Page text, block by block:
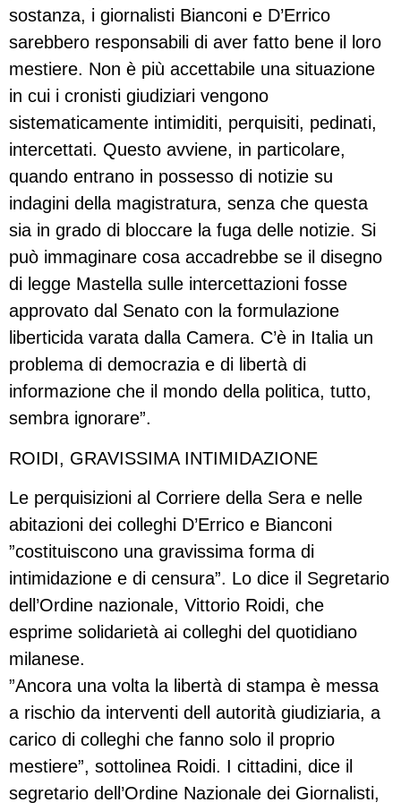
sostanza, i giornalisti Bianconi e D’Errico
sarebbero responsabili di aver fatto bene il loro
mestiere. Non è più accettabile una situazione
in cui i cronisti giudiziari vengono
sistematicamente intimiditi, perquisiti, pedinati,
intercettati. Questo avviene, in particolare,
quando entrano in possesso di notizie su
indagini della magistratura, senza che questa
sia in grado di bloccare la fuga delle notizie. Si
può immaginare cosa accadrebbe se il disegno
di legge Mastella sulle intercettazioni fosse
approvato dal Senato con la formulazione
liberticida varata dalla Camera. C’è in Italia un
problema di democrazia e di libertà di
informazione che il mondo della politica, tutto,
sembra ignorare”.
ROIDI, GRAVISSIMA INTIMIDAZIONE
Le perquisizioni al Corriere della Sera e nelle
abitazioni dei colleghi D’Errico e Bianconi
”costituiscono una gravissima forma di
intimidazione e di censura”. Lo dice il Segretario
dell’Ordine nazionale, Vittorio Roidi, che
esprime solidarietà ai colleghi del quotidiano
milanese.
”Ancora una volta la libertà di stampa è messa
a rischio da interventi dell autorità giudiziaria, a
carico di colleghi che fanno solo il proprio
mestiere”, sottolinea Roidi. I cittadini, dice il
segretario dell’Ordine Nazionale dei Giornalisti,